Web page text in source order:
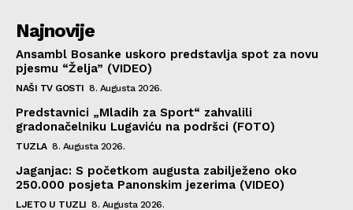
Najnovije
Ansambl Bosanke uskoro predstavlja spot za novu
pjesmu “Želja” (VIDEO)
NAŠI TV GOSTI 8. Augusta 2026.
Predstavnici „Mladih za Sport“ zahvalili
gradonačelniku Lugaviću na podršci (FOTO)
TUZLA 8. Augusta 2026.
Jaganjac: S početkom augusta zabilježeno oko
250.000 posjeta Panonskim jezerima (VIDEO)
LJETO U TUZLI 8. Augusta 2026.